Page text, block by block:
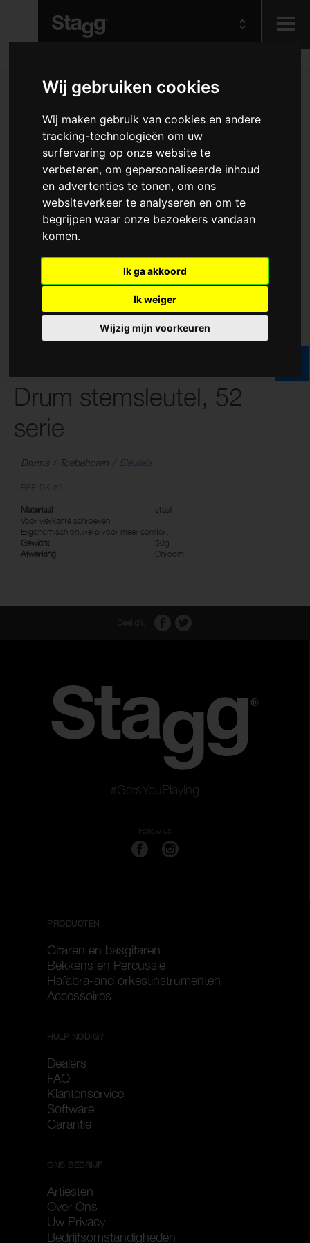
Wij gebruiken cookies
Wij maken gebruik van cookies en andere
tracking-technologieën om uw
surfervaring op onze website te
verbeteren, om gepersonaliseerde inhoud
en advertenties te tonen, om ons
websiteverkeer te analyseren en om te
begrijpen waar onze bezoekers vandaan
komen.
Ik ga akkoord
Ik weiger
Wijzig mijn voorkeuren
Audio &
Lighting
Drum stemsleutel, 52
serie
Drums Toebehoren Sleutels
Materiaal
staal
Voor vierkante schroeven
Ergonomisch ontwerp voor meer comfort
Gewicht
50g
Afwerking
Chroom
#GetsYouPlaying
Follow us
PRODUCTEN
Gitaren en basgitaren
Bekkens en Percussie
Hafabra-and orkestinstrumenten
Accessoires
HULP NODIG?
Dealers
FAQ
Klantenservice
Software
Garantie
ONS BEDRIJF
Artiesten
Over Ons
Uw Privacy
Bedrijfsomstandigheden